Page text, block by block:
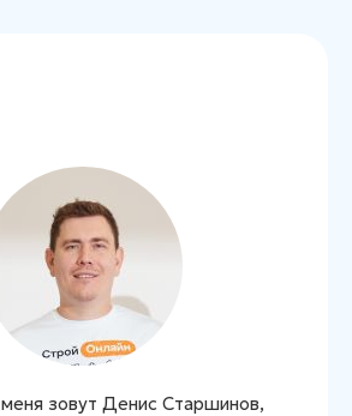
зовут Денис Старшинов,